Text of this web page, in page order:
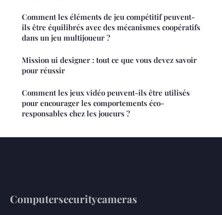
Comment les éléments de jeu compétitif peuvent-
ils être équilibrés avec des mécanismes coopératifs
dans un jeu multijoueur ?
Mission ui designer : tout ce que vous devez savoir
pour réussir
Comment les jeux vidéo peuvent-ils être utilisés
pour encourager les comportements éco-
responsables chez les joueurs ?
Computersecuritycameras